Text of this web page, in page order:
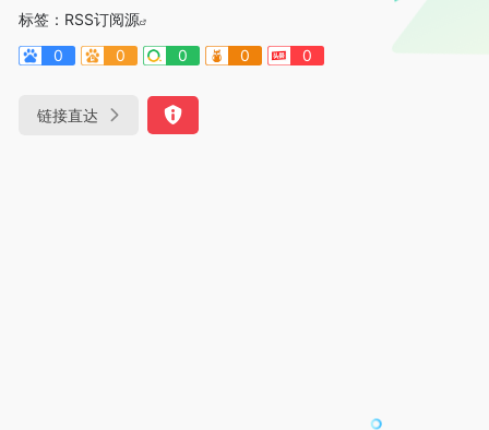
标签： RSS订阅源
0
0 0 0 0
链接直达